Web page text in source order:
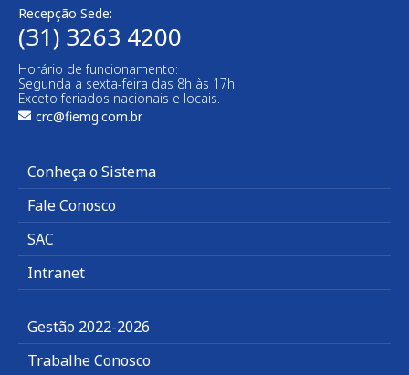
Recepção Sede:
(31) 3263 4200
Horário de funcionamento:
Segunda a sexta-feira das 8h às 17h
Exceto feriados nacionais e locais.
crc@fiemg.com.br
Conheça o Sistema
Fale Conosco
SAC
Intranet
Gestão 2022-2026
Trabalhe Conosco